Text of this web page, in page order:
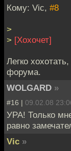
Кому: Vic, #8
>
> [Хохочет]
Легко
форума.
WOLGARD »
#16 | 09.02.08
УРА! Только
равно
Vic »